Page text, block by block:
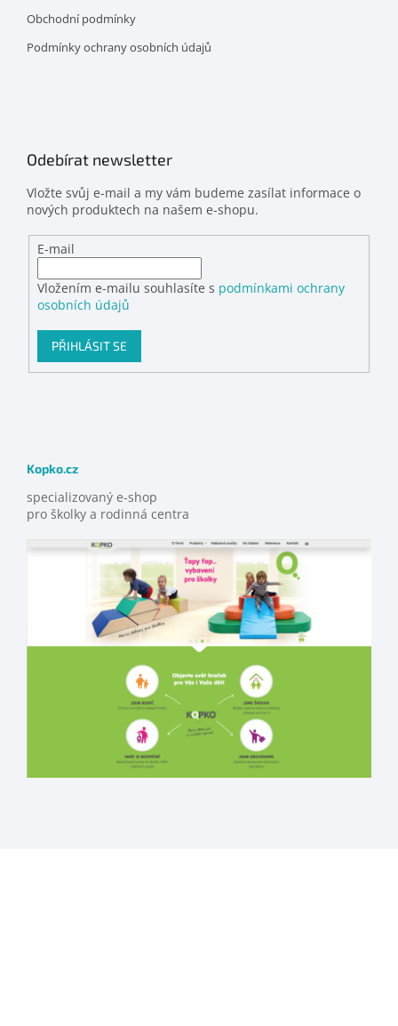
Obchodní podmínky
Podmínky ochrany osobních údajů
Odebírat newsletter
Vložte svůj e-mail a my vám budeme zasílat informace o
nových produktech na našem e-shopu.
E-mail
Vložením e-mailu souhlasíte s podmínkami ochrany
osobních údajů
PŘIHLÁSIT SE
Kopko.cz
specializovaný e-shop
pro školky a rodinná centra